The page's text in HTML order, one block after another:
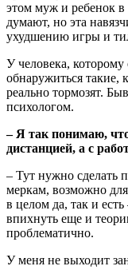
этом муж и ребенок в
думают, но эта
ухудшению игры и
У человека,
обнаружиться такие,
реально тормозят.
психологом.
– Я так понимаю,
дистанцией, а с
– Тут нужно сделать
меркам, возможно
в целом да, так и
впихнуть еще и
проблематично.
У меня не выходит